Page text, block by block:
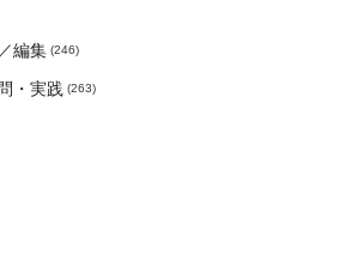
編集 (246)
・実践 (263)